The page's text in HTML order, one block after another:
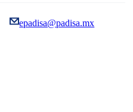
epadisa@padisa.mx